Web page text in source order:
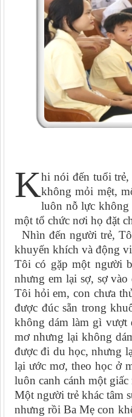
Khi nói đến tuổi trẻ,
không mỏi mệt,
luôn nỗ lực không
một tổ chức nơi họ đặt
Nhìn đến người trẻ,
khuyến khích và động
Tôi có gặp một người
nhưng em lại sợ, sợ
Tôi hỏi em, con chưa
được đúc sẵn trong
không dám làm gì vượt
mơ nhưng lại không
được đi du học, nhưng
lại ước mơ, theo học ở
luôn canh cánh một giấc
Một người trẻ khác tâm
nhưng rồi Ba Mẹ con